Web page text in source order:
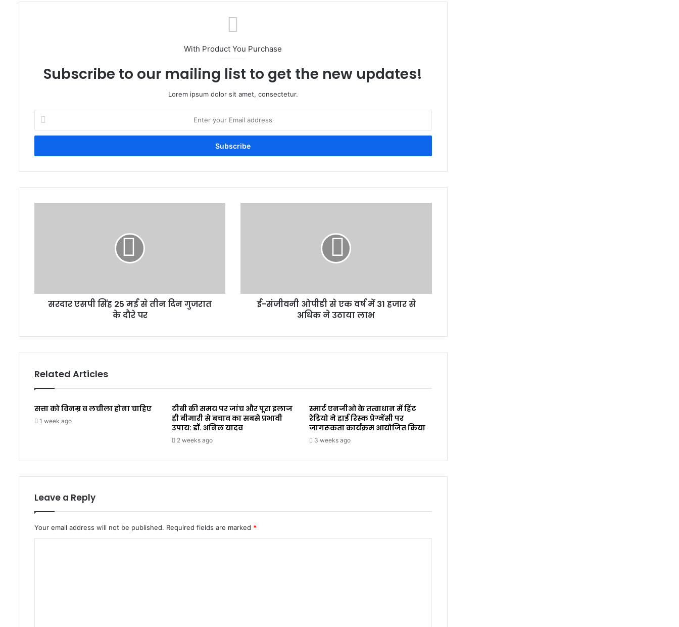
With Product You Purchase
Subscribe to our mailing list to get the new updates!
Lorem ipsum dolor sit amet, consectetur.
your
Email
सरदार एसपी सिंह 25 मई से तीन दिन गुजरात
के दौरे पर
ई-संजीवनी ओपीडी से एक वर्ष में 31 हजार से
अधिक ने उठाया लाभ
Related Articles
सत्ता को विनम्र व लचीला होना चाहिए
1 week ago
टीबी की समय पर जांच और पूरा इलाज
ही बीमारी से बचाव का सबसे प्रभावी
उपाय: डॉ. अनिल यादव
2 weeks ago
स्मार्ट एनजीओ के तत्वाधान में हिंट
रेडियो ने हाई रिस्क प्रेग्नेंसी पर
जागरूकता कार्यक्रम आयोजित किया
3 weeks ago
Leave a Reply
Your email address will not be published. Required fields are marked *